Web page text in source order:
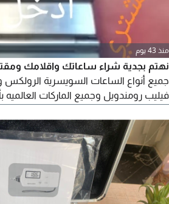
منذ 43 يوم
نهتم بجدية شراء ساعاتك واقلامك
جميع أنواع الساعات السويسرية الرولكس
فيليب رومندويل وجميع الماركات